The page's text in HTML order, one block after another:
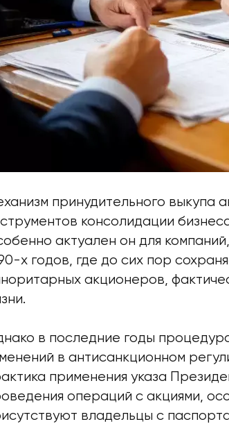
принудительного выкупа
консолидации
актуален он для
х годов, где до сих пор
акционеров,
в последние годы
в антисанкционном
применения указа
операций с акциями,
владельцы с